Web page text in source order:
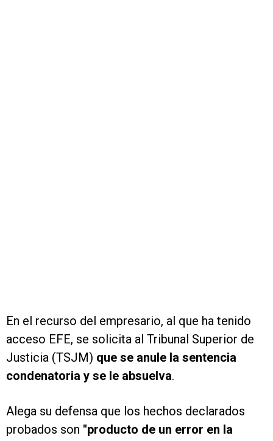
En el recurso del empresario, al que ha tenido
acceso EFE, se solicita al Tribunal Superior de
Justicia (TSJM) que se anule la sentencia
condenatoria y se le absuelva.
Alega su defensa que los hechos declarados
probados son "producto de un error en la